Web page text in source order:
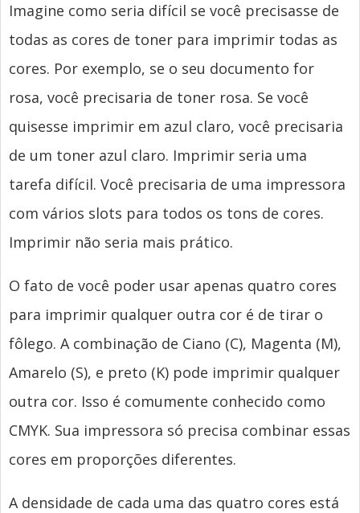
Imagine como seria difícil se você precisasse de
todas as cores de toner para imprimir todas as
cores. Por exemplo, se o seu documento for
rosa, você precisaria de toner rosa. Se você
quisesse imprimir em azul claro, você precisaria
de um toner azul claro. Imprimir seria uma
tarefa difícil. Você precisaria de uma impressora
com vários slots para todos os tons de cores.
Imprimir não seria mais prático.
O fato de você poder usar apenas quatro cores
para imprimir qualquer outra cor é de tirar o
fôlego. A combinação de Ciano (C), Magenta (M),
Amarelo (S), e preto (K) pode imprimir qualquer
outra cor. Isso é comumente conhecido como
CMYK. Sua impressora só precisa combinar essas
cores em proporções diferentes.
A densidade de cada uma das quatro cores está